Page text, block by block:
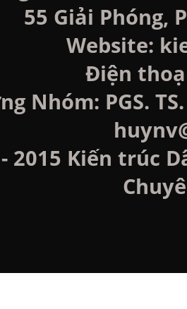
55 Giải Phóng,
Website:
Điện
Nhóm: PGS.
2015 Kiến trúc